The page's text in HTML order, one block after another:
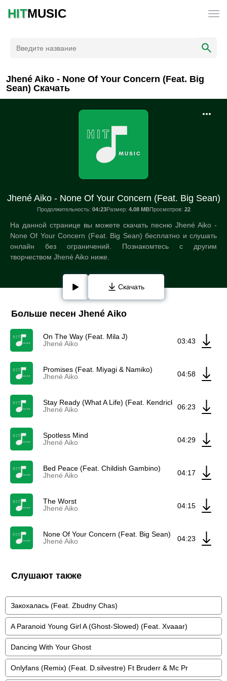
HITMUSIC
Jhené Aiko - None Of Your Concern (Feat. Big
Sean) Скачать
Jhené Aiko - None Of Your Concern (Feat. Big Sean)
Продолжительность: 04:23Размер: 4.08 MBПросмотров: 22
На данной странице вы можете скачать песню Jhené Aiko -
None Of Your Concern (Feat. Big Sean) бесплатно и слушать
онлайн без ограничений. Познакомтесь с другим
творчеством Jhené Aiko ниже.
Скачать
Больше песен Jhené Aiko
On The Way (Feat. Mila J)
Jhené Aiko
03:43
Promises (Feat. Miyagi & Namiko)
Jhené Aiko
04:58
Stay Ready (What A Life) (Feat. Kendrick Lamar)
Jhené Aiko
06:23
Spotless Mind
Jhené Aiko
04:29
Bed Peace (Feat. Childish Gambino)
Jhené Aiko
04:17
The Worst
Jhené Aiko
04:15
None Of Your Concern (Feat. Big Sean)
Jhené Aiko
04:23
Слушают также
Закохалась (Feat. Zbudny Chas)
A Paranoid Young Girl A (Ghost-Slowed) (Feat. Xvaaar)
Dancing With Your Ghost
Onlyfans (Remix) (Feat. D.silvestre) Ft Bruderr & Mc Pr